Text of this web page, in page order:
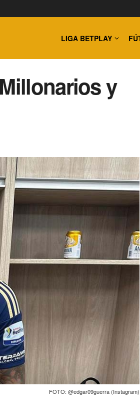
LIGA BETPLAY
y
FOTO: @edgar09guerra (Instagram)